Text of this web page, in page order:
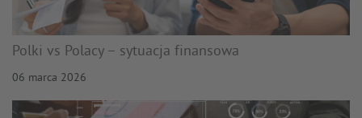
Polki vs Polacy – sytuacja finansowa
06 marca 2026